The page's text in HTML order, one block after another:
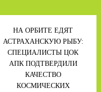
НА ОРБИТЕ ЕДЯТ
АСТРАХАНСКУЮ РЫБУ:
СПЕЦИАЛИСТЫ ЦОК
АПК ПОДТВЕРДИЛИ
КАЧЕСТВО
КОСМИЧЕСКИХ